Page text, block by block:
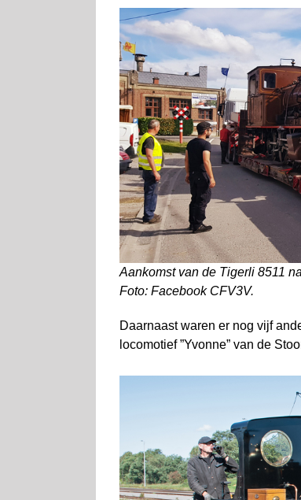
Aankomst van de Tigerli 8511
Foto: Facebook CFV3V.
Daarnaast waren er nog vijf
locomotief ”Yvonne” van de